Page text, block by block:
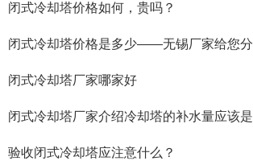
闭式冷却塔价格如何，贵吗？
闭式冷却塔价格是多少——无锡厂家给您
闭式冷却塔厂家哪家好
闭式冷却塔厂家介绍冷却塔的补水量应该
验收闭式冷却塔应注意什么？